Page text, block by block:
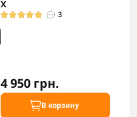
X
3
4 950 грн.
В корзину